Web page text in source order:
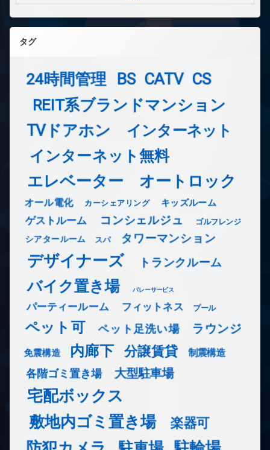
タグ
24時間管理 BS CATV CS
REIT系ブランドマンション
TVドアホン インターネット
インターネット無料
エレベーター オートロック
オール電化 カーシェアリング キッズルーム
ゲストルーム コンシェルジュ ゴルフレンジ
シアタールーム スパ タワーマンション
デザイナーズ トランクルーム
バイク置き場 バレーサービス
パーティールーム フィットネス プール
ペット可 ペット足洗い場 ラウンジ
免震構造 内廊下 分譲賃貸 制震構造
各階ゴミ置き場 大型駐車場
宅配ボックス
敷地内ゴミ置き場
楽器可